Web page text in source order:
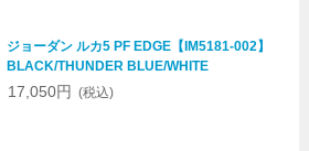
ジョーダン ルカ5 PF EDGE【IM5181-002】
BLACK/THUNDER BLUE/WHITE
17,050円 (税込)